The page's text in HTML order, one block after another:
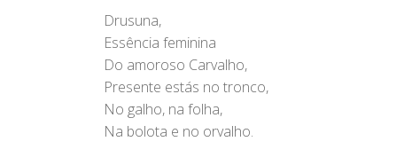
Drusuna,
Essência feminina
Do amoroso Carvalho,
Presente estás no tronco,
No galho, na folha,
Na bolota e no orvalho.